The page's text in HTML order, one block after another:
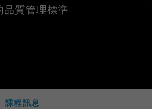
質管理標準
課程訊息